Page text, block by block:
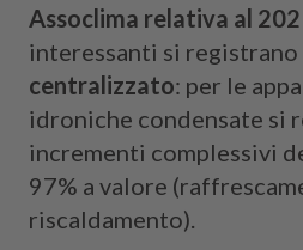
Assoclima relativa al
interessanti si registrano
centralizzato: per le
idroniche condensate si
incrementi complessivi
97% a valore
riscaldamento).